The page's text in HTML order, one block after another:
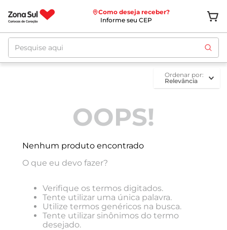
Como deseja receber?
Informe seu CEP
Pesquise aqui
ordenar por
Relevância
OOPS!
Nenhum produto encontrado
O que eu devo fazer?
Verifique os termos digitados.
Tente utilizar uma única palavra.
Utilize termos genéricos na busca.
Tente utilizar sinônimos do termo
desejado.